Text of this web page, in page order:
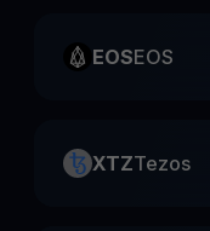
EOSEOS
XTZTezos